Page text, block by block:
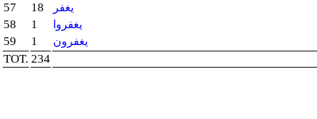
57 18 يغفر
58 1 يغفروا
59 1 يغفرون
TOT. 234